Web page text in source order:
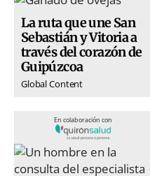
La ruta que une San
Sebastián y Vitoria a
través del corazón de
Guipúzcoa
Global Content
En colaboración con